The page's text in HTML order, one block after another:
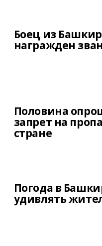
Боец из
награжден
Половина
запрет на
стране
Погода в
удивлять